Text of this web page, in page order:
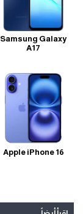
Samsung Galaxy
A17
Apple iPhone 16